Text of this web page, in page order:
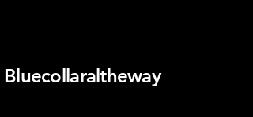
Bluecollaraltheway